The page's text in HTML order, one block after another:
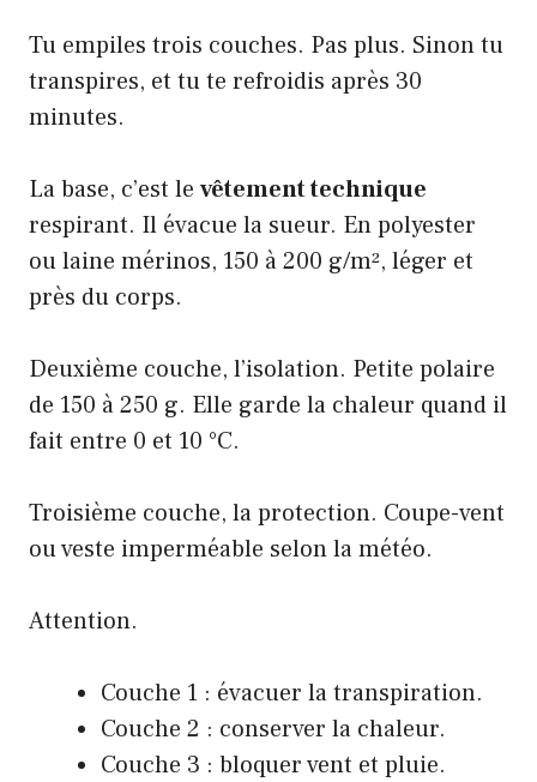
Tu empiles trois couches. Pas plus. Sinon tu
transpires, et tu te refroidis après 30
minutes.
La base, c’est le vêtement technique
respirant. Il évacue la sueur. En polyester
ou laine mérinos, 150 à 200 g/m², léger et
près du corps.
Deuxième couche, l’isolation. Petite polaire
de 150 à 250 g. Elle garde la chaleur quand il
fait entre 0 et 10 °C.
Troisième couche, la protection. Coupe-vent
ou veste imperméable selon la météo.
Attention.
Couche 1 : évacuer la transpiration.
Couche 2 : conserver la chaleur.
Couche 3 : bloquer vent et pluie.